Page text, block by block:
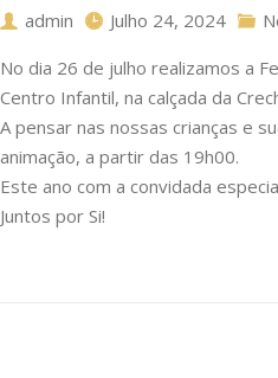
admin Julho 24, 2024
No dia 26 de julho realizamos a
Centro Infantil, na calçada da
A pensar nas nossas crianças e
animação, a partir das 19h00.
Este ano com a convidada
Juntos por Si!